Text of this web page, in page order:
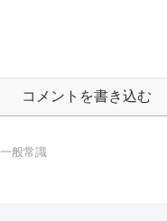
コメントを書き込む
一般常識